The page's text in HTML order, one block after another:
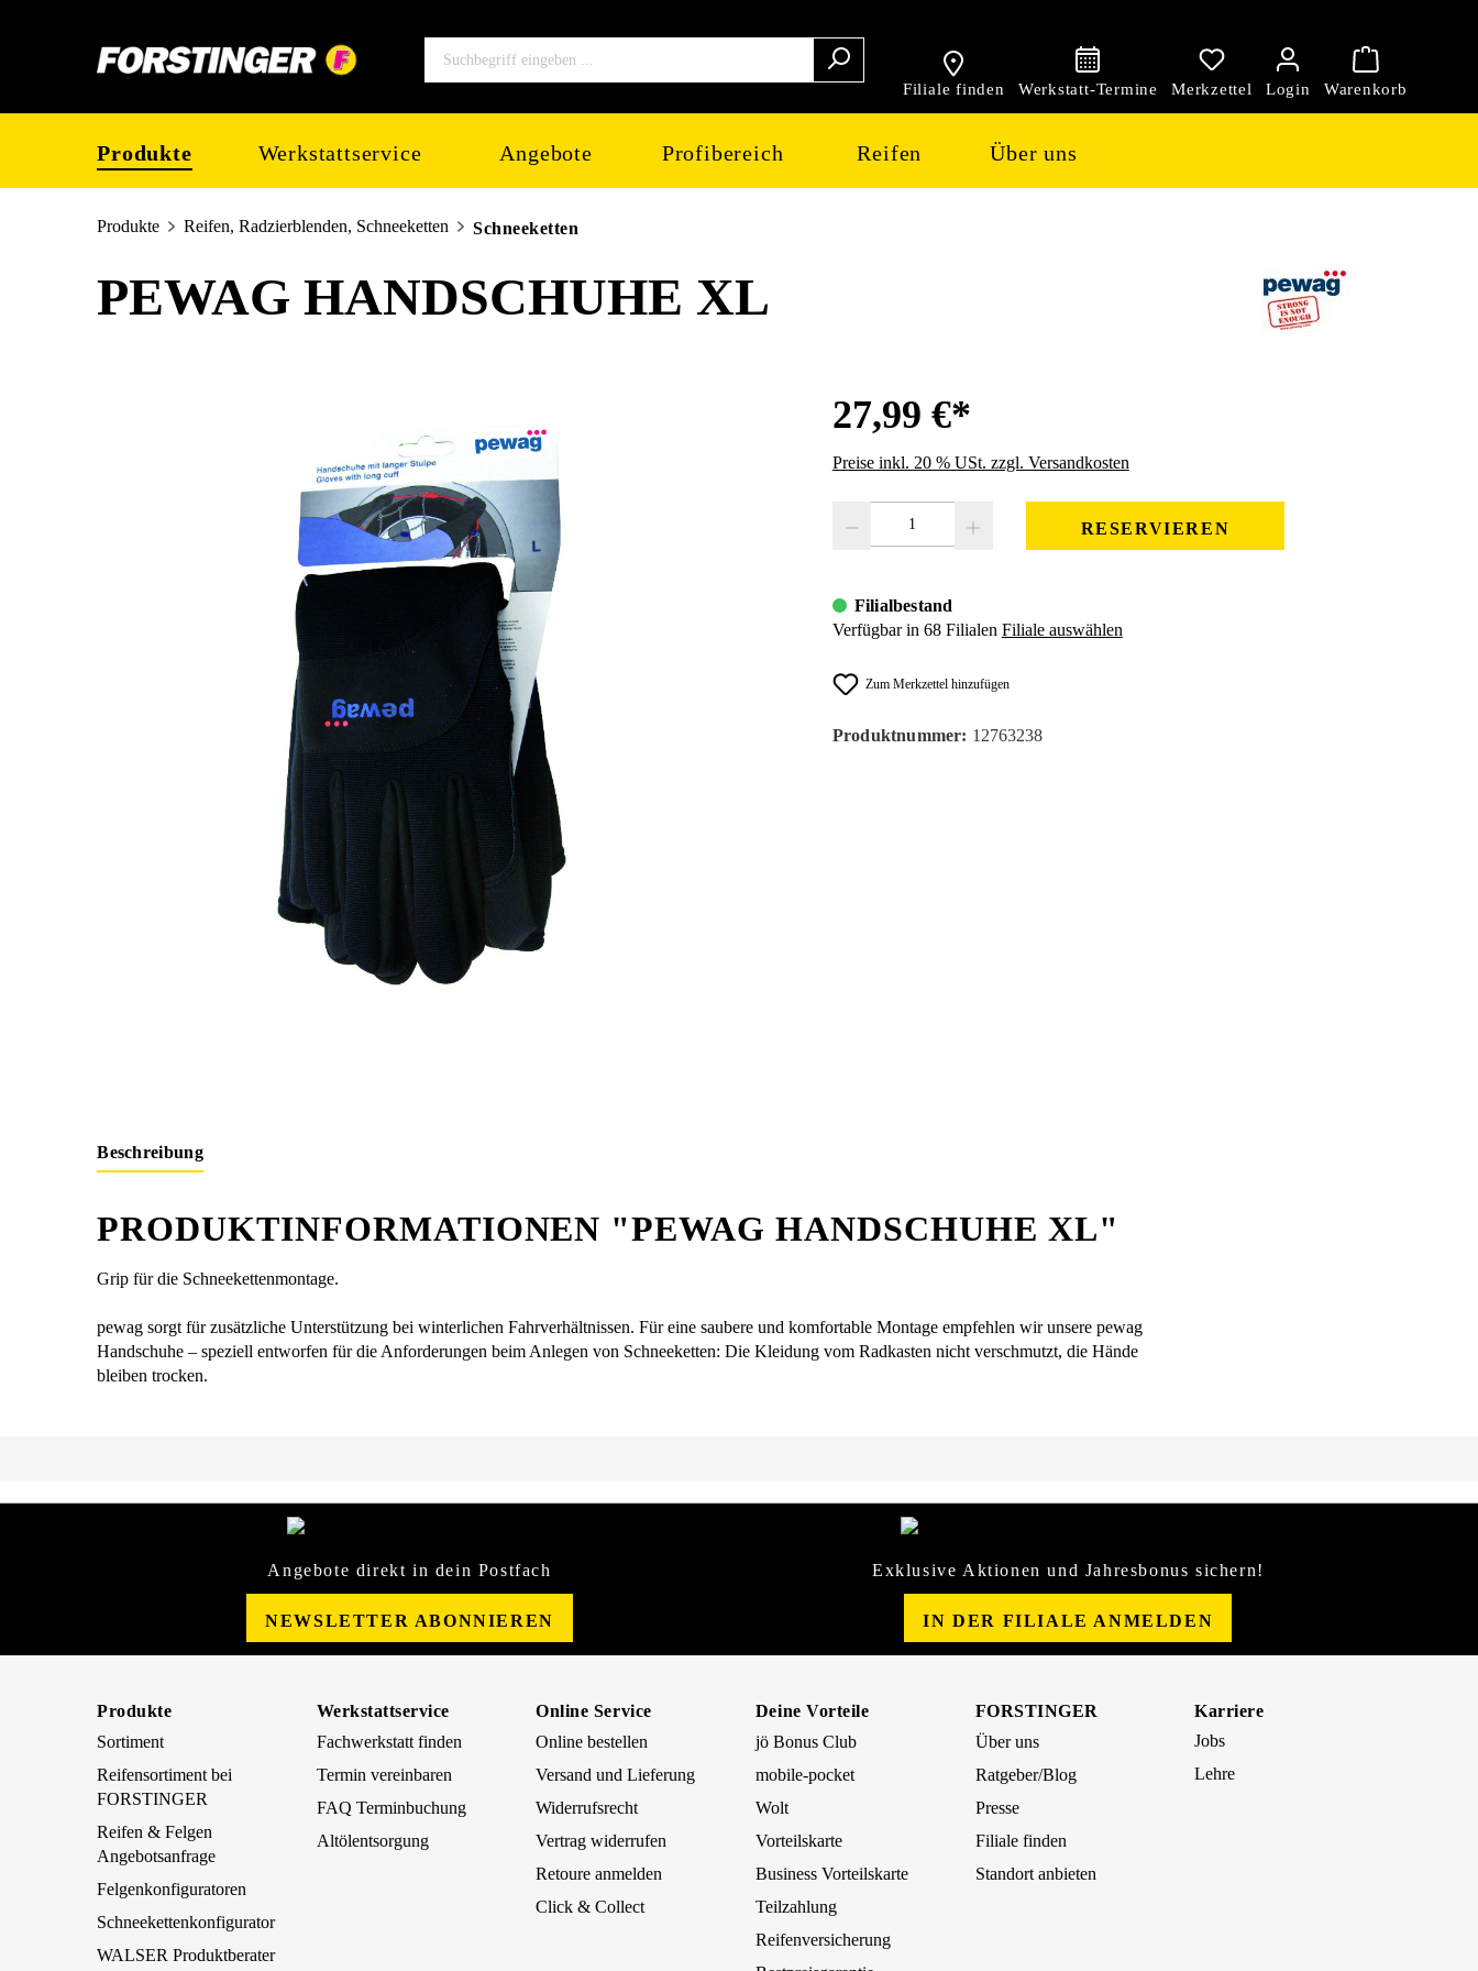
Filiale finden
Produkte Werkstattservice Angebote Profibereich Reifen Über uns
Produkte Reifen, Radzierblenden, Schneeketten Schneeketten
PEWAG HANDSCHUHE XL
27,99 €*
Preise inkl. 20 % USt. zzgl. Versandkosten
RESERVIEREN
Filialbestand
Verfügbar in 68 Filialen Filiale auswählen
Zum Merkzettel hinzufügen
Produktnummer: 12763238
Beschreibung
PRODUKTINFORMATIONEN "PEWAG HANDSCHUHE XL"
Grip für die Schneekettenmontage.
pewag sorgt für zusätzliche Unterstützung bei winterlichen Fahrverhältnissen. Für eine saubere und komfortable Montage empfehlen wir unsere pewag
Handschuhe – speziell entworfen für die Anforderungen beim Anlegen von Schneeketten: Die Kleidung vom Radkasten nicht verschmutzt, die Hände
bleiben trocken.
Angebote direkt in dein Postfach
NEWSLETTER ABONNIEREN
Exklusive Aktionen und Jahresbonus sichern!
IN DER FILIALE ANMELDEN
Produkte
Sortiment
Reifensortiment bei
FORSTINGER
Reifen & Felgen
Angebotsanfrage
Felgenkonfiguratoren
Schneekettenkonfigurator
WALSER Produktberater
Werkstattservice
Fachwerkstatt finden
Termin vereinbaren
FAQ Terminbuchung
Altölentsorgung
Online Service
Online bestellen
Versand und Lieferung
Widerrufsrecht
Vertrag widerrufen
Retoure anmelden
Click & Collect
Deine Vorteile
jö Bonus Club
mobile-pocket
Wolt
Vorteilskarte
Business Vorteilskarte
Teilzahlung
Reifenversicherung
FORSTINGER
Über uns
Ratgeber/Blog
Presse
Filiale finden
Standort anbieten
Karriere
Jobs
Lehre